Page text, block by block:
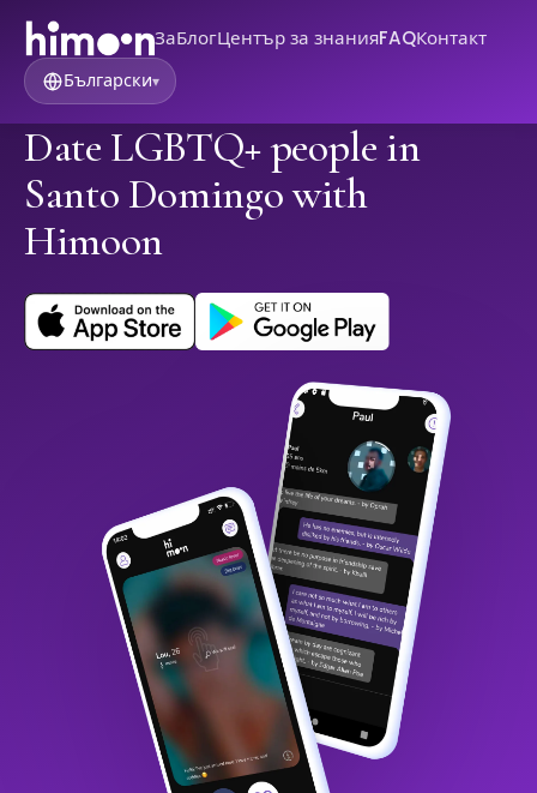
ЗаБлогЦентър за знанияFAQКонтакт
Български▾
Date LGBTQ+ people in
Santo Domingo with
Himoon